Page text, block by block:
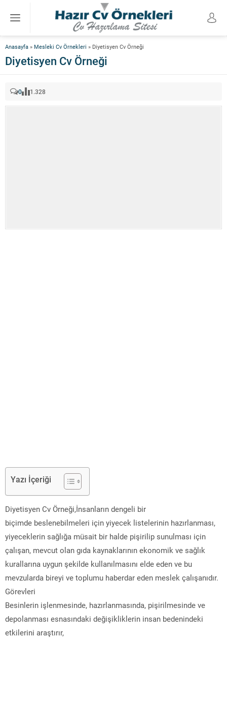
Anasayfa » Mesleki Cv Örnekleri » Diyetisyen Cv Örneği
Diyetisyen Cv Örneği
0 1.328
Yazı İçeriği
Diyetisyen Cv Örneği,İnsanların dengeli bir
biçimde beslenebilmeleri için yiyecek listelerinin hazırlanması,
yiyeceklerin sağlığa müsait bir halde pişirilip sunulması için
çalışan, mevcut olan gıda kaynaklarının ekonomik ve sağlık
kurallarına uygun şekilde kullanılmasını elde eden ve bu
mevzularda bireyi ve toplumu haberdar eden meslek çalışanıdır.
Görevleri
Besinlerin işlenmesinde, hazırlanmasında, pişirilmesinde ve
depolanması esnasındaki değişikliklerin insan bedenindeki
etkilerini araştırır,